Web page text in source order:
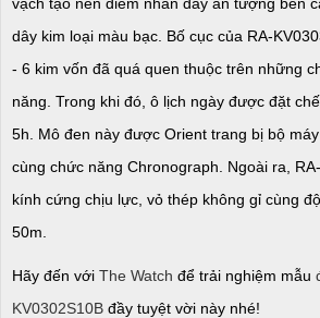
dây kim loại màu bạc. Bố cục của RA-
- 6 kim vốn đã quá quen thuộc trên những
năng. Trong khi đó, ô lịch ngày được đặt
5h. Mô đen này được Orient trang bị bộ
cùng chức năng Chronograph. Ngoài ra,
kính cứng chịu lực, vỏ thép không gỉ cùng
50m.
Hãy đến với The Watch để trải nghiệm mẫu
KV0302S10B đầy tuyệt vời này nhé!